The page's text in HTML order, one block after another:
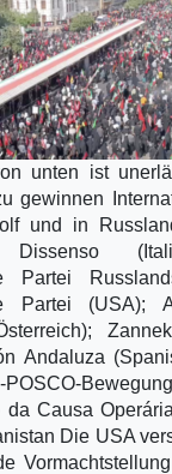
unten ist
gewinnen
und in
Partei
Partei (USA);
Andaluza
da Causa
Die USA